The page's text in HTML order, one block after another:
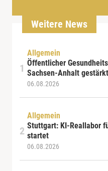
Weitere News
Allgemein
Öffentlicher
Sachsen-Anhalt gestärkt
06.08.2026
Allgemein
Stuttgart: KI-Reallabor
startet
06.08.2026